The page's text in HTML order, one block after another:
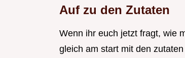
Auf zu den Zutaten
Wenn ihr euch jetzt fragt, wie
gleich am start mit den